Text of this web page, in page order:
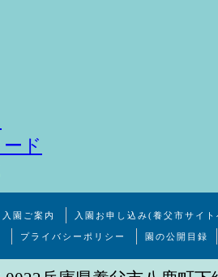
ド
入園ご案内 入園お申し込み(養父市サイ
プライバシーポリシー 園の公開目録